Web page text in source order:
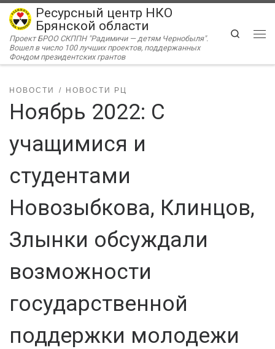
Перейти к содержимому
Ресурсный центр НКО
Брянской области
Проект БРОО СКППН "Радимичи — детям Чернобыля".
Вошел в число 100 лучших проектов, поддержанных
Фондом президентских грантов
Search
НОВОСТИ НОВОСТИ РЦ
Ноябрь 2022: С
учащимися и
студентами
Новозыбкова, Клинцов,
Злынки обсуждали
возможности
государственной
поддержки молодежи